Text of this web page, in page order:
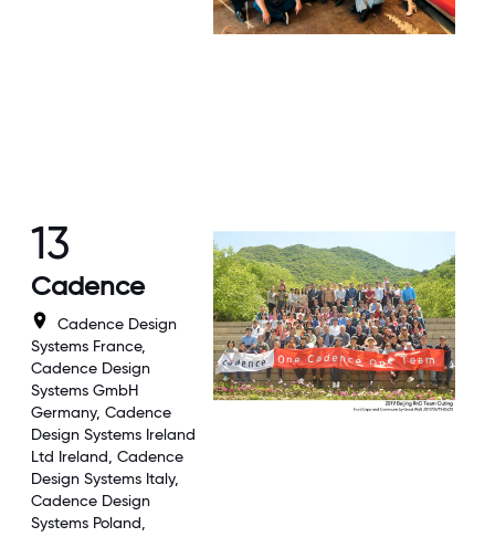
13
Cadence
Cadence Design
Systems France,
Cadence Design
Systems GmbH
Germany, Cadence
Design Systems Ireland
Ltd Ireland, Cadence
Design Systems Italy,
Cadence Design
Systems Poland,